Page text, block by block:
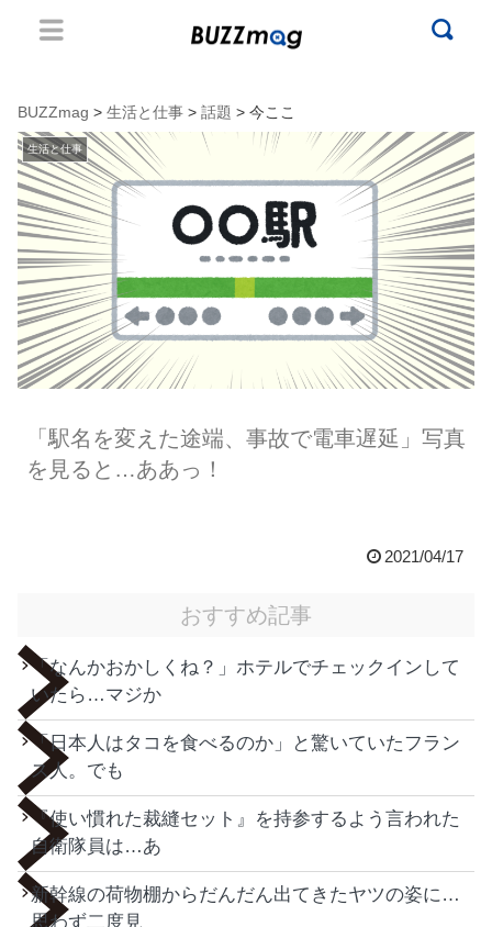
BUZZmag > 生活と仕事 > 話題 > 今ここ
生活と仕事
「駅名を変えた途端、事故で電車遅延」写真
を見ると…ああっ！
2021/04/17
おすすめ記事
「なんかおかしくね？」ホテルでチェックインして
いたら…マジか
「日本人はタコを食べるのか」と驚いていたフラン
ス人。でも
『使い慣れた裁縫セット』を持参するよう言われた
自衛隊員は…あ
新幹線の荷物棚からだんだん出てきたヤツの姿に…
思わず二度見